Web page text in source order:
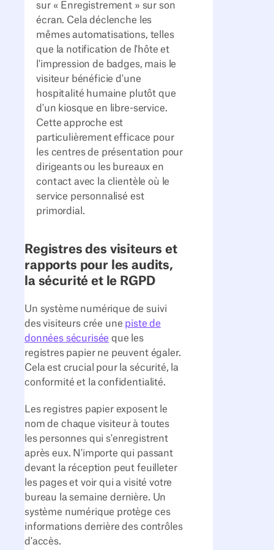
sur « Enregistrement » sur son
écran. Cela déclenche les
mêmes automatisations, telles
que la notification de l'hôte et
l'impression de badges, mais le
visiteur bénéficie d'une
hospitalité humaine plutôt que
d'un kiosque en libre-service.
Cette approche est
particulièrement efficace pour
les centres de présentation pour
dirigeants ou les bureaux en
contact avec la clientèle où le
service personnalisé est
primordial.
Registres des visiteurs et
rapports pour les audits,
la sécurité et le RGPD
Un système numérique de suivi
des visiteurs crée une piste de
données sécurisée que les
registres papier ne peuvent égaler.
Cela est crucial pour la sécurité, la
conformité et la confidentialité.
Les registres papier exposent le
nom de chaque visiteur à toutes
les personnes qui s'enregistrent
après eux. N'importe qui passant
devant la réception peut feuilleter
les pages et voir qui a visité votre
bureau la semaine dernière. Un
système numérique protège ces
informations derrière des contrôles
d'accès.